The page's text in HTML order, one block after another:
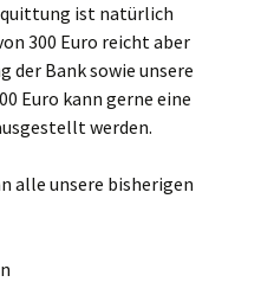
ist natürlich
300 Euro reicht aber
der Bank sowie unsere
Euro kann gerne eine
werden.
alle unsere bisherigen